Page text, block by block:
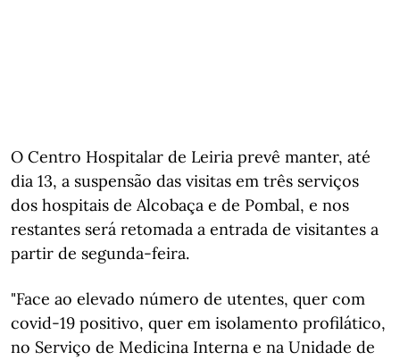
O Centro Hospitalar de Leiria prevê manter, até
dia 13, a suspensão das visitas em três serviços
dos hospitais de Alcobaça e de Pombal, e nos
restantes será retomada a entrada de visitantes a
partir de segunda-feira.
"Face ao elevado número de utentes, quer com
covid-19 positivo, quer em isolamento profilático,
no Serviço de Medicina Interna e na Unidade de